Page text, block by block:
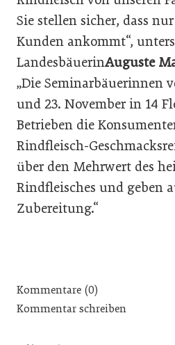
Sie stellen sicher, dass
Kunden ankommt“,
LandesbäuerinAuguste
„Die Seminarbäuerinnen
und 23. November in 14
Betrieben die
Rindfleisch-
über den Mehrwert des
Rindfleisches und geben
Zubereitung.“
Kommentare (0)
Kommentar schreiben